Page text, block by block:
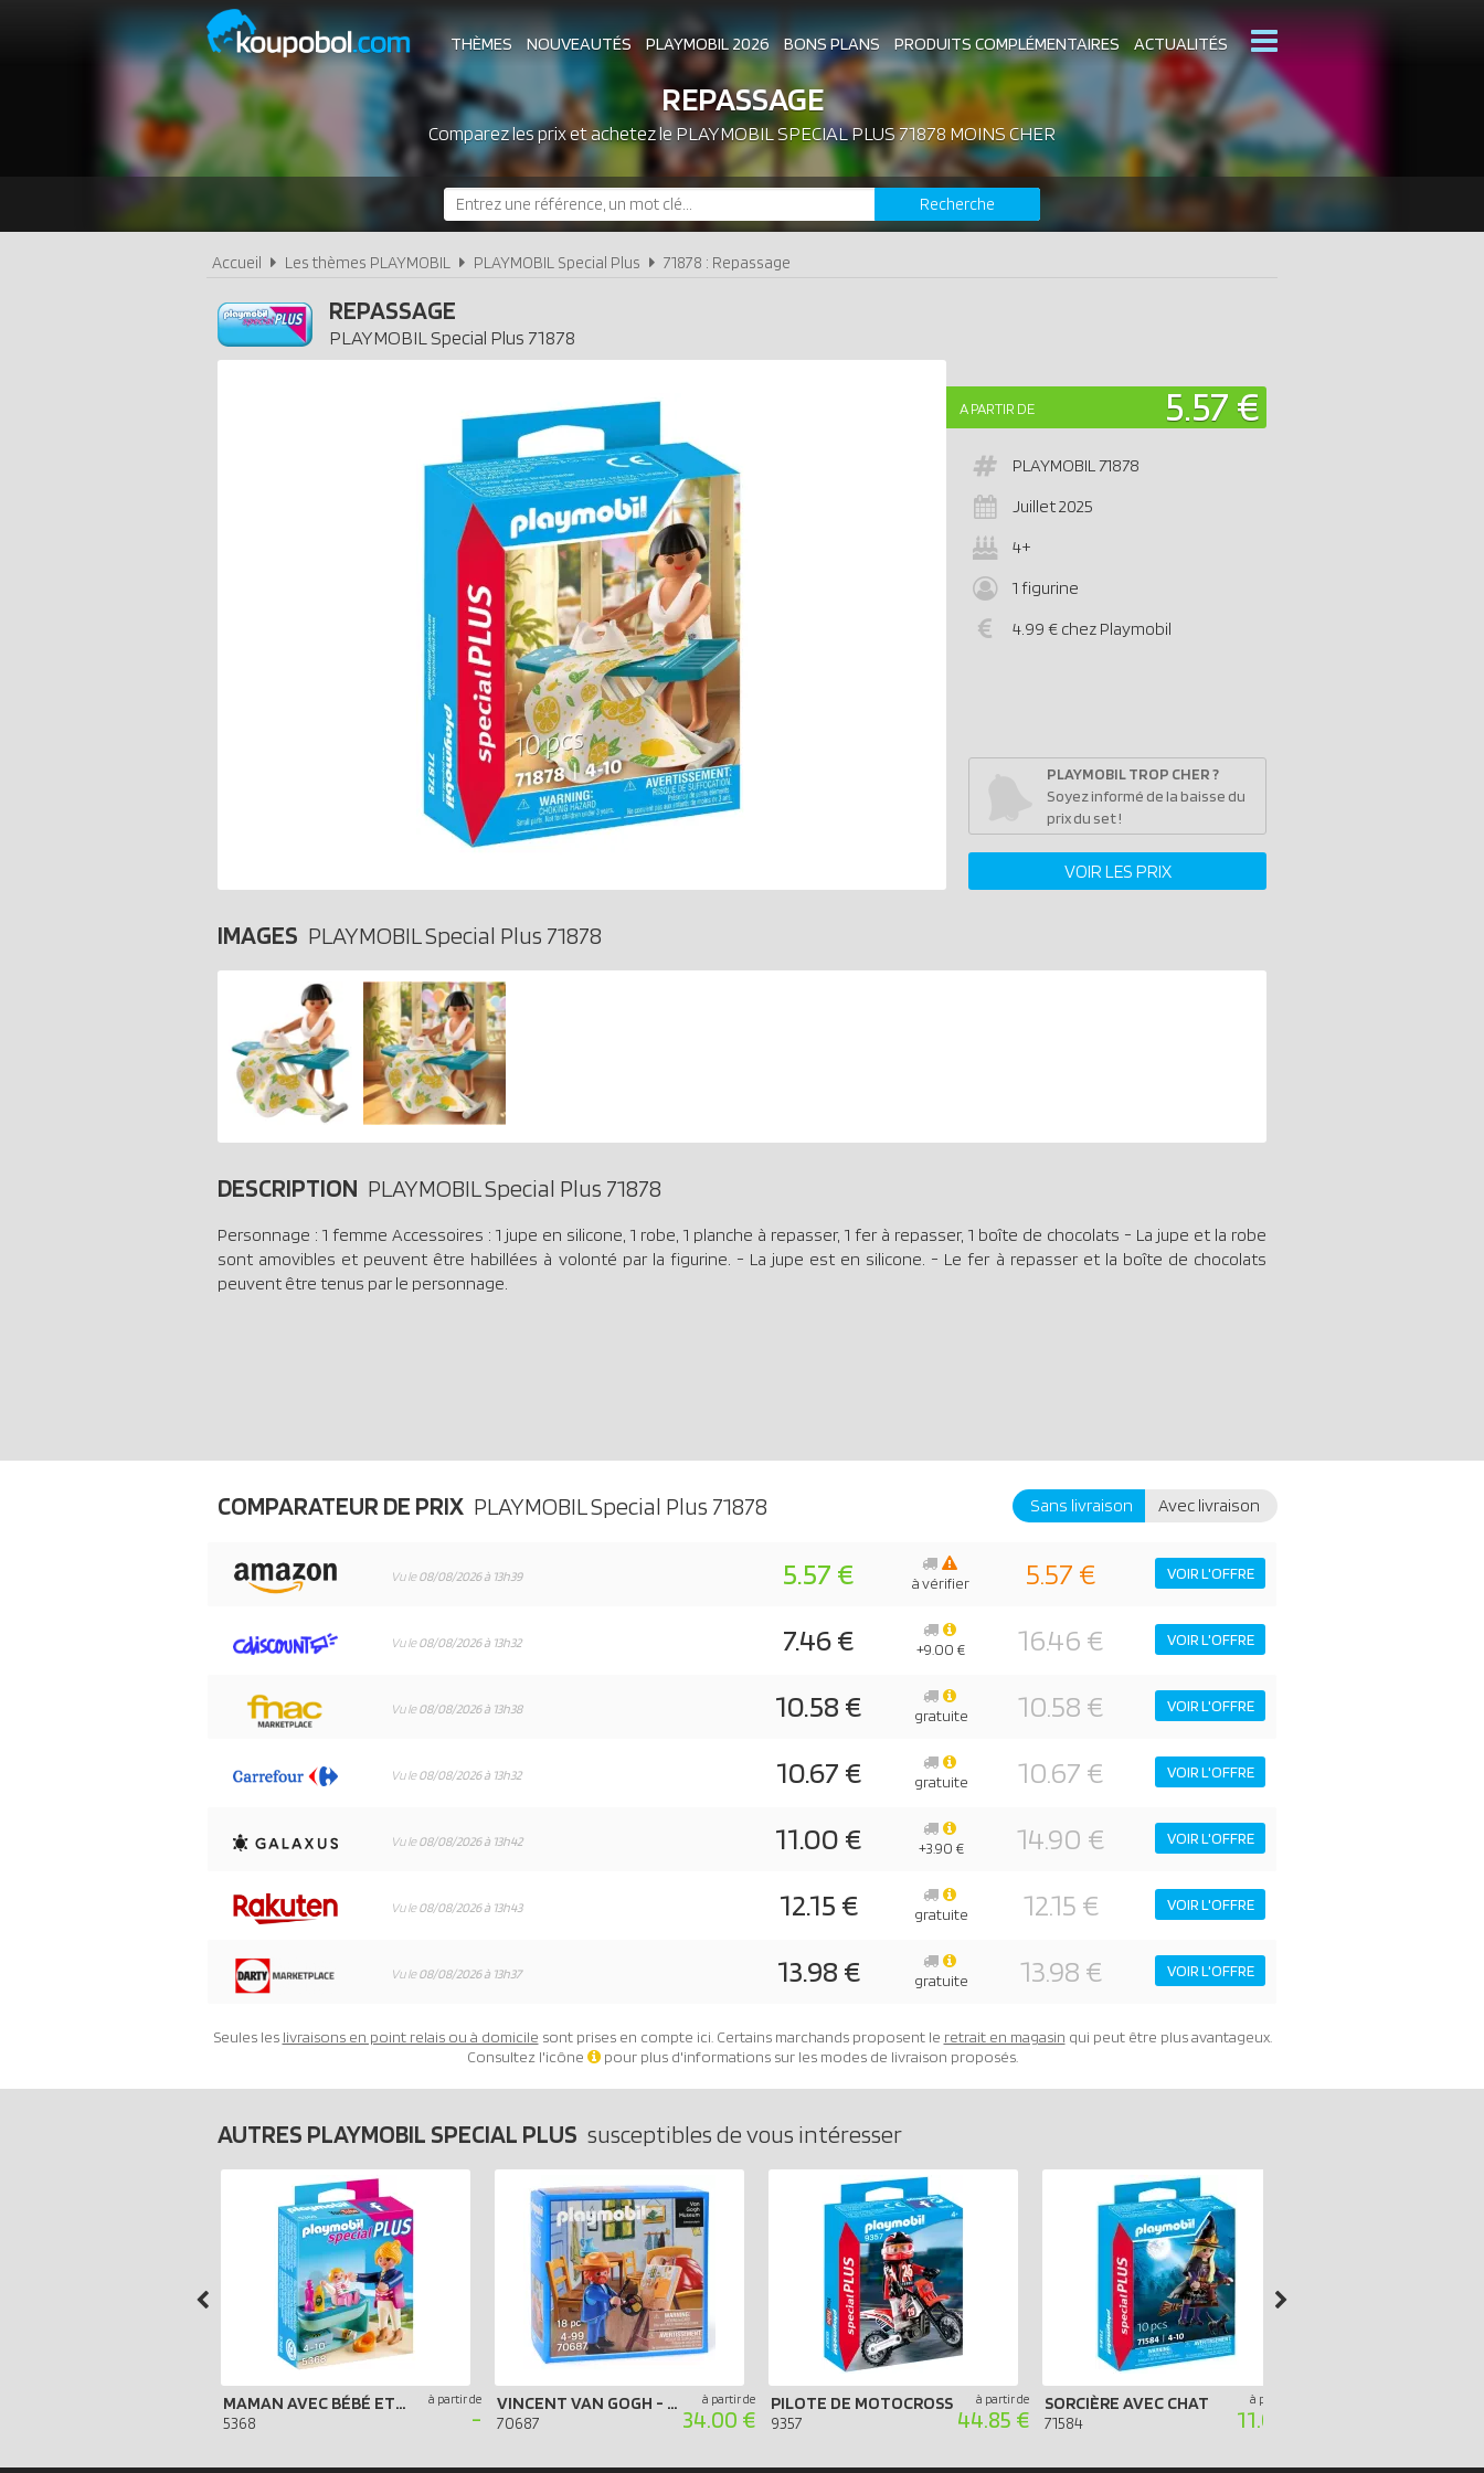
THÈMES NOUVEAUTÉS PLAYMOBIL 2026 BONS PLANS PRODUITS COMPLÉMENTAIRES ACTUALITÉS
ASSOCIATIONS DE FANS EXPOSITIONS PLAYMOBIL CATALOGUES PLAYMOBIL
LES PLAYMOBIL LES PLUS CHERS DERNIERS PLAYMOBIL AJOUTÉS
REPASSAGE
Comparez les prix et achetez le PLAYMOBIL SPECIAL PLUS 71878 MOINS CHER
Recherche
Accueil Les thèmes PLAYMOBIL PLAYMOBIL Special Plus 71878 : Repassage
REPASSAGE
PLAYMOBIL Special Plus 71878
A PARTIR DE 5.57 €
PLAYMOBIL71878
Juillet 2025
4+
1 figurine
4.99 € chez Playmobil
PLAYMOBIL TROP CHER ?
Soyez informé de la baisse du
prix du set !
VOIR LES PRIX
IMAGES PLAYMOBIL Special Plus 71878
DESCRIPTION PLAYMOBIL Special Plus 71878
Personnage : 1 femme Accessoires : 1 jupe en silicone, 1 robe, 1 planche à repasser, 1 fer à repasser, 1 boîte de chocolats - La jupe et la robe
sont amovibles et peuvent être habillées à volonté par la figurine. - La jupe est en silicone. - Le fer à repasser et la boîte de chocolats
peuvent être tenus par le personnage.
COMPARATEUR DE PRIX PLAYMOBIL Special Plus 71878 Sans livraison Avec livraison
Vu le08/08/2026 à 13h39 5.57 € 5.57 € VOIR L'OFFRE
à vérifier
Vu le08/08/2026 à 13h32 7.46 € 16.46 € VOIR L'OFFRE
+9.00 €
Vu le08/08/2026 à 13h38 10.58 € 10.58 € VOIR L'OFFRE
gratuite
Vu le08/08/2026 à 13h32 10.67 € 10.67 € VOIR L'OFFRE
gratuite
Vu le08/08/2026 à 13h42 11.00 € 14.90 € VOIR L'OFFRE
+3.90 €
Vu le08/08/2026 à 13h43 12.15 € 12.15 € VOIR L'OFFRE
gratuite
Vu le08/08/2026 à 13h37 13.98 € 13.98 € VOIR L'OFFRE
gratuite
Seules les livraisons en point relais ou à domicile sont prises en compte ici. Certains marchands proposent le retrait en magasin qui peut être plus avantageux.
Consultez l'icône
pour plus d'informations sur les modes de livraison proposés.
AUTRES PLAYMOBIL SPECIAL PLUS susceptibles de vous intéresser
MAMAN AVEC BÉBÉ ET TABLE À LANGER
5368
à partir de
-
VINCENT VAN GOGH - LA CHAMBRE DE VAN GOGH À ARLES
70687
à partir de
34.00 €
PILOTE DE MOTOCROSS
9357
à partir de
44.85 €
SORCIÈRE AVEC CHAT
71584
à partir de
11.05 €